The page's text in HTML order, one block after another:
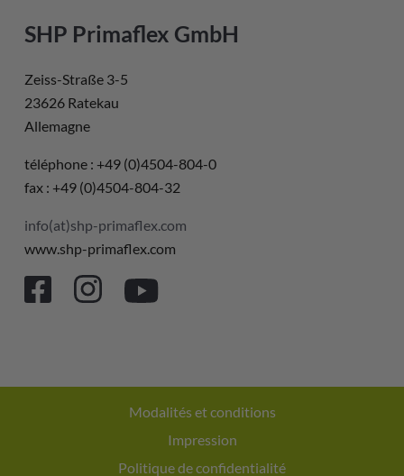
SHP Primaflex GmbH
Zeiss-Straße 3-5
23626 Ratekau
Allemagne
téléphone : +49 (0)4504-804-0
fax : +49 (0)4504-804-32
info(at)shp-primaflex.com
www.shp-primaflex.com
Modalités et conditions
Impression
Politique de confidentialité